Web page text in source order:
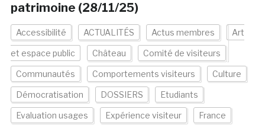
patrimoine (28/11/25)
Accessibilité ACTUALITÉS Actus membres Art
et espace public Château Comité de visiteurs
Communautés Comportements visiteurs Culture
Démocratisation DOSSIERS Etudiants
Evaluation usages Expérience visiteur France